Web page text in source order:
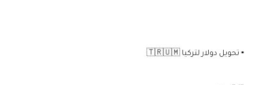
▪️ تحويل دولار لتركيا 🇹🇷🇺🇲